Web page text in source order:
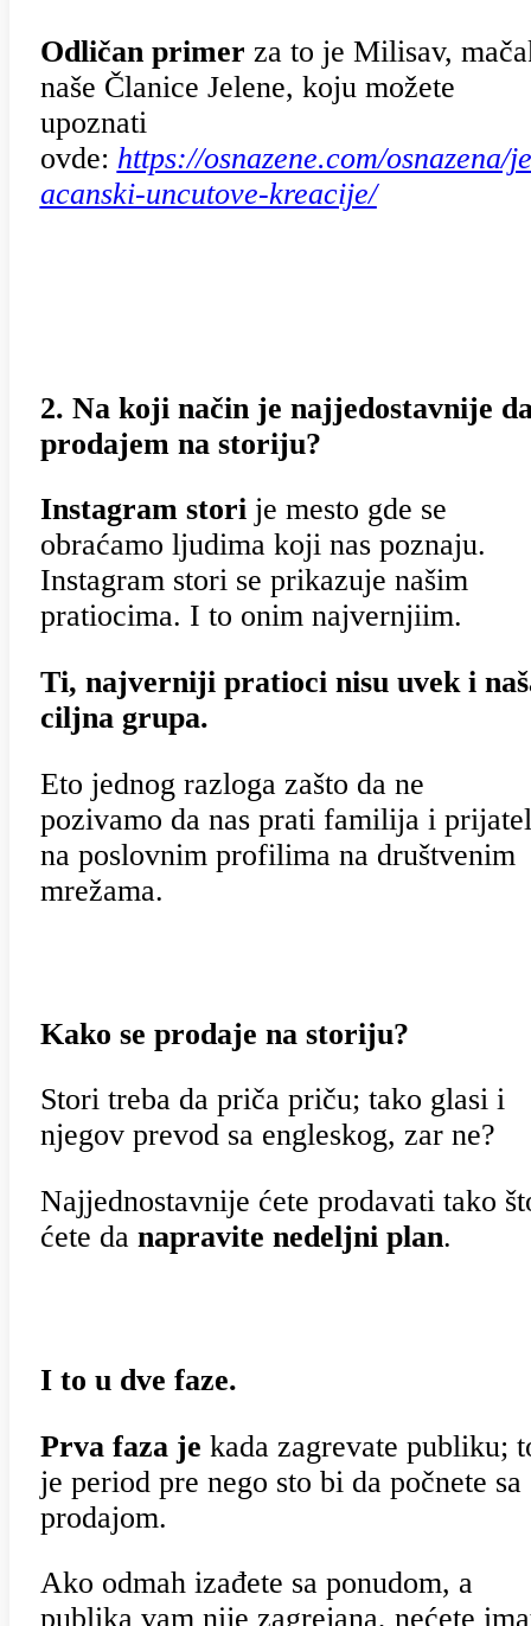
Odličan primer za to je Milisav,
naše Članice Jelene, koju možete
upoznati
ovde: https://osnazene.com/osnazena/
acanski-uncutove-kreacije/
2. Na koji način je najjedostavnije
prodajem na storiju?
Instagram storije mesto gde se
obraćamo ljudima koji nas poznaju.
Instagram stori se prikazuje našim
pratiocima. I to onim najvernjiim.
Ti, najverniji pratioci nisu uvek i
ciljna grupa.
Eto jednog razloga zašto da ne
pozivamo da nas prati familija i
na poslovnim profilima na društvenim
mrežama.
Kako se prodaje na storiju?
Stori treba da priča priču; tako glasi i
njegov prevod sa engleskog, zar ne?
Najjednostavnije ćete prodavati tako
ćete da napravite nedeljni plan.
I to u dve faze.
Prva faza je kada zagrevate publiku;
je period pre nego sto bi da počnete sa
prodajom.
Ako odmah izađete sa ponudom, a
publika vam nije zagrejana, nećete